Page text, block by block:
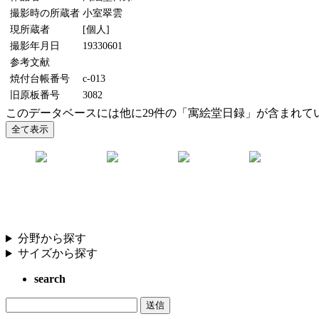
撮影時の所蔵者 小室翠雲
現所蔵者
[個人]
撮影年月日
19330601
参考文献
焼付台帳番号
c-013
旧原板番号
3082
このデータベースには他に29件の「寓絵堂日録」が含まれて
分野から探す
サイズから探す
search